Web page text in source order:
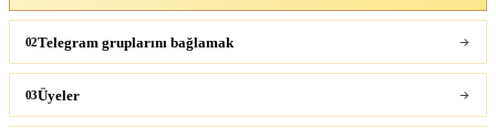
02Telegram gruplarını bağlamak
03Üyeler